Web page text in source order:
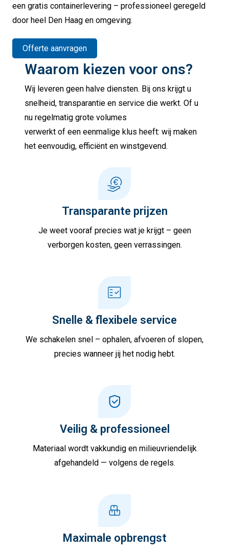
een gratis containerlevering – professioneel geregeld
door heel Den Haag en omgeving.
Offerte aanvragen
Waarom kiezen voor ons?
Wij leveren geen halve diensten. Bij ons krijgt u
snelheid, transparantie en service die werkt. Of u
nu regelmatig grote volumes
verwerkt of een eenmalige klus heeft: wij maken
het eenvoudig, efficiënt en winstgevend.
Transparante prijzen
Je weet vooraf precies wat je krijgt – geen
verborgen kosten, geen verrassingen.
Snelle & flexibele service
We schakelen snel – ophalen, afvoeren of slopen,
precies wanneer jij het nodig hebt.
Veilig & professioneel
Materiaal wordt vakkundig en milieuvriendelijk
afgehandeld — volgens de regels.
Maximale opbrengst